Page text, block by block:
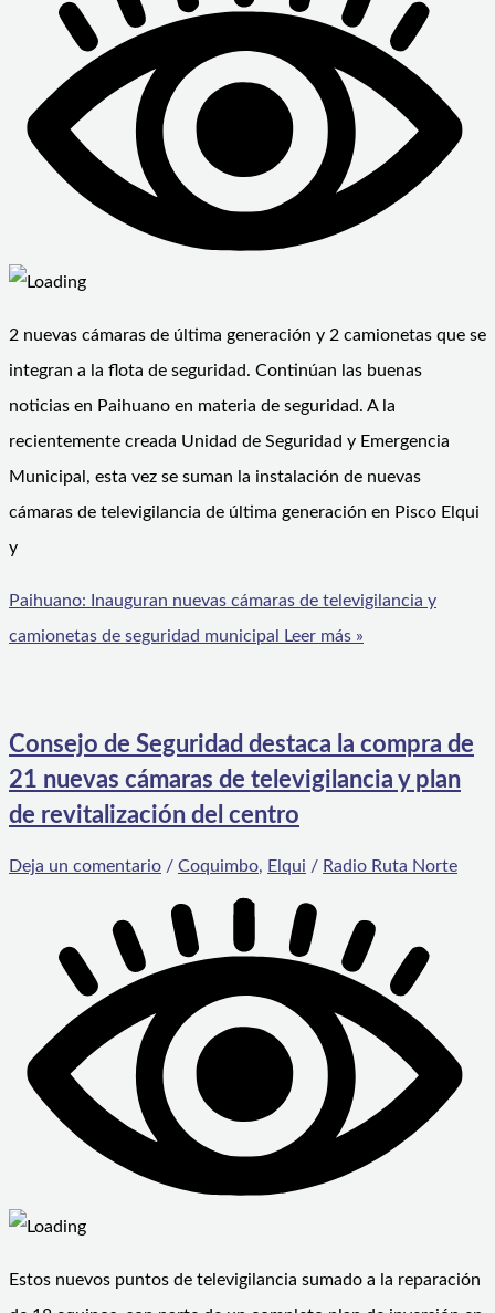
2 nuevas cámaras de última generación y 2 camionetas que se
integran a la flota de seguridad. Continúan las buenas
noticias en Paihuano en materia de seguridad. A la
recientemente creada Unidad de Seguridad y Emergencia
Municipal, esta vez se suman la instalación de nuevas
cámaras de televigilancia de última generación en Pisco Elqui
y
Paihuano: Inauguran nuevas cámaras de televigilancia y
camionetas de seguridad municipal
Leer más »
Consejo de Seguridad destaca la compra de
21 nuevas cámaras de televigilancia y plan
de revitalización del centro
Deja un comentario / Coquimbo, Elqui / Radio Ruta Norte
Estos nuevos puntos de televigilancia sumado a la reparación